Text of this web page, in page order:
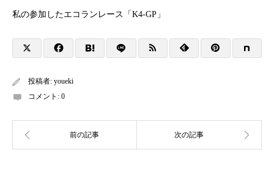
私の参加したエコランレース「K4-GP」
投稿者: youeki
コメント: 0